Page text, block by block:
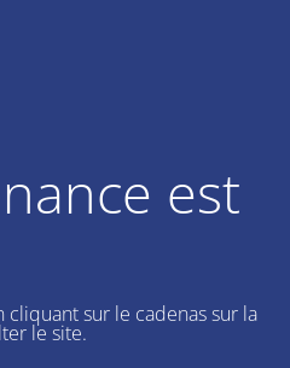
est
sur le cadenas sur la
le site.